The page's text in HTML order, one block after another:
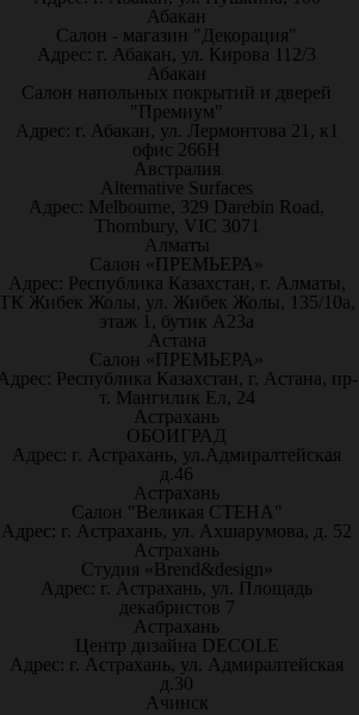
Абакан
Салон - магазин "Декорация"
Адрес: г. Абакан, ул. Кирова 112/3
Абакан
Салон напольных покрытий и дверей
"Премиум"
Адрес: г. Абакан, ул. Лермонтова 21, к1
офис 266Н
Австралия
Alternative Surfaces
Адрес: Melbourne, 329 Darebin Road,
Thornbury, VIC 3071
Алматы
Салон «ПРЕМЬЕРА»
Адрес: Республика Казахстан, г. Алматы,
Жибек Жолы, ул. Жибек Жолы, 135/10а,
этаж 1, бутик А23а
Астана
Салон «ПРЕМЬЕРА»
Республика Казахстан, г. Астана, пр-
т. Мангилик Ел, 24
Астрахань
ОБОИГРАД
Адрес: г. Астрахань, ул.Адмиралтейская
д.46
Астрахань
Салон "Великая СТЕНА"
Адрес: г. Астрахань, ул. Ахшарумова, д. 52
Астрахань
Студия «Brend&design»
Адрес: г. Астрахань, ул. Площадь
декабристов 7
Астрахань
Центр дизайна DECOLE
Адрес: г. Астрахань, ул. Адмиралтейская
д.30
Ачинск